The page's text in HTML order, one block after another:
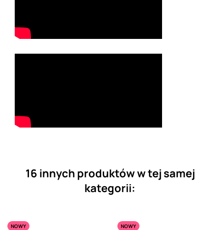
16 innych produktów w tej samej
kategorii:
NOWY
NOWY